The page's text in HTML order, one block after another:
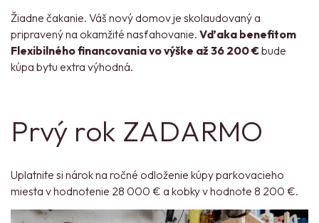
Žiadne čakanie. Váš nový domov je skolaudovaný a
pripravený na okamžité nasťahovanie. Vďaka benefitom
Flexibilného financovania vo výške až 36 200 €bude
kúpa bytu extra výhodná.
Prvý rok ZADARMO
Uplatnite si nárok na ročné odloženie kúpy parkovacieho
miesta v hodnotenie 28 000 € a kobky v hodnote 8 200 €.